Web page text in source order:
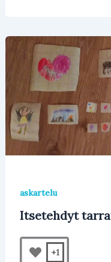
e
b
o
o
k
s
A
p
p
askartelu
Itsetehdyt
+1